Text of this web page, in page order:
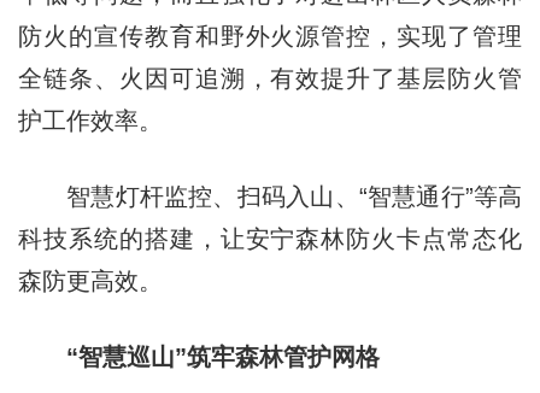
防火的宣传教育和野外火源管控，实现了管理
全链条、火因可追溯，有效提升了基层防火管
护工作效率。
智慧灯杆监控、扫码入山、“智慧通行”等高
科技系统的搭建，让安宁森林防火卡点常态化
森防更高效。
“智慧巡山”筑牢森林管护网格